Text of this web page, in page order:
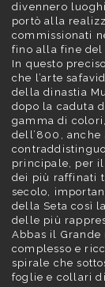
divennero
portò alla
commissionati
fino alla fine del
In questo
che l’arte
della dinastia
dopo la caduta
gamma di
dell’800,
principale, per
dei più raffinati
secolo,
della Seta così
delle più
Abbas il
complesso e
spirale che
foglie e collari